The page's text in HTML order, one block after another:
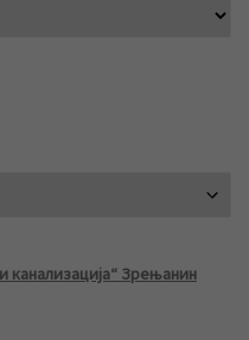
Зрењанин